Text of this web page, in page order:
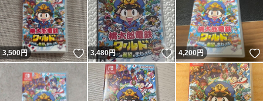
3,500円 いいね！
3,480円 いいね！
4,200円